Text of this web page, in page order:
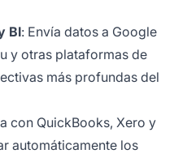
BI: Envía datos a Google
y otras plataformas de
más profundas del
con QuickBooks, Xero y
automáticamente los